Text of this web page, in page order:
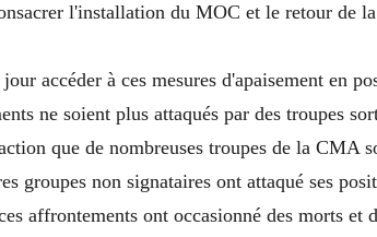
l'installation du MOC et le retour de
accéder à ces mesures d'apaisement en
ne soient plus attaqués par des troupes
que de nombreuses troupes de la CMA
groupes non signataires ont attaqué ses
affrontements ont occasionné des morts et